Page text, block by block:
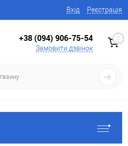
Вхід Реєстрація
+38 (094) 906-75-54
Замовити дзвінок
0